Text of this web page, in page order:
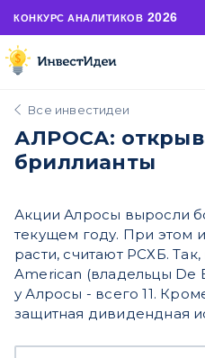
КОНКУРС АНАЛИТИКОВ 2026
Все инвестидеи
АЛРОСА:
бриллианты
Акции Алросы выросли
текущем году. При этом
расти, считают РСХБ.
American (владельцы De
у Алросы - всего 11.
защитная дивидендная